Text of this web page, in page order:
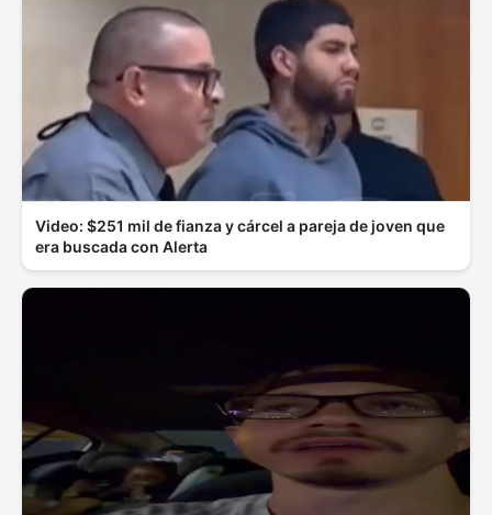
Video: $251 mil de fianza y cárcel a pareja de joven que
era buscada con Alerta